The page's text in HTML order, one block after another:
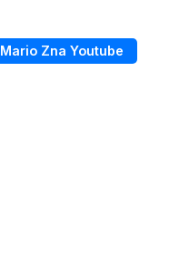
Mario Zna Youtube